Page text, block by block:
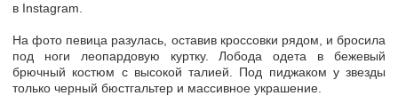
в Instagram.
На фото певица разулась, оставив кроссовки рядом, и бросила
под ноги леопардовую куртку. Лобода одета в бежевый
брючный костюм с высокой талией. Под пиджаком у звезды
только черный бюстгальтер и массивное украшение.